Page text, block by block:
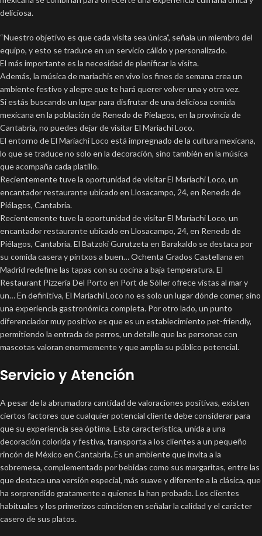
deliciosa.
“Nuestro objetivo es que cada visita sea única”, señala un miembro del
equipo, y esto se traduce en un servicio cálido y personalizado.
El más importante es la necesidad de planificar la visita.
Además, la música de mariachis en vivo los fines de semana crea un
ambiente festivo y alegre que te hará querer volver una y otra vez.
Si estás buscando un lugar para disfrutar de una deliciosa comida
mexicana en la población de Renedo de Pielagos, en la provincia de
Cantabria, no puedes dejar de visitar El Mariachi Loco.
El entorno de El Mariachi Loco está impregnado de la cultura mexicana,
lo que se traduce no solo en la decoración, sino también en la música
que acompaña cada platillo.
Recientemente tuve la oportunidad de visitar El Mariachi Loco, un
encantador restaurante ubicado en Llosacampo, 24, en Renedo de
Piélagos, Cantabria.
Recientemente tuve la oportunidad de visitar El Mariachi Loco, un
encantador restaurante ubicado en Llosacampo, 24, en Renedo de
Piélagos, Cantabria. El Batzoki Gurutzeta en Barakaldo se destaca por
su comida casera y pintxos a buen… Ochenta Grados Castellana en
Madrid redefine las tapas con su cocina a baja temperatura. El
Restaurant Pizzeria Del Porto en Port de Sóller ofrece vistas al mar y
un… En definitiva, El Mariachi Loco no es solo un lugar dónde comer, sino
una experiencia gastronómica completa. Por otro lado, un punto
diferenciador muy positivo es que es un establecimiento pet-friendly,
permitiendo la entrada de perros, un detalle que las personas con
mascotas valoran enormemente y que amplía su público potencial.
Servicio y Atención
A pesar de la abrumadora cantidad de valoraciones positivas, existen
ciertos factores que cualquier potencial cliente debe considerar para
que su experiencia sea óptima. Esta característica, unida a una
decoración colorida y festiva, transporta a los clientes a un pequeño
rincón de México en Cantabria. Es un ambiente que invita a la
sobremesa, complementado por bebidas como sus margaritas, entre las
que destaca una versión especial, más suave y diferente a la clásica, que
ha sorprendido gratamente a quienes la han probado. Los clientes
habituales y los primerizos coinciden en señalar la calidad y el carácter
casero de sus platos.